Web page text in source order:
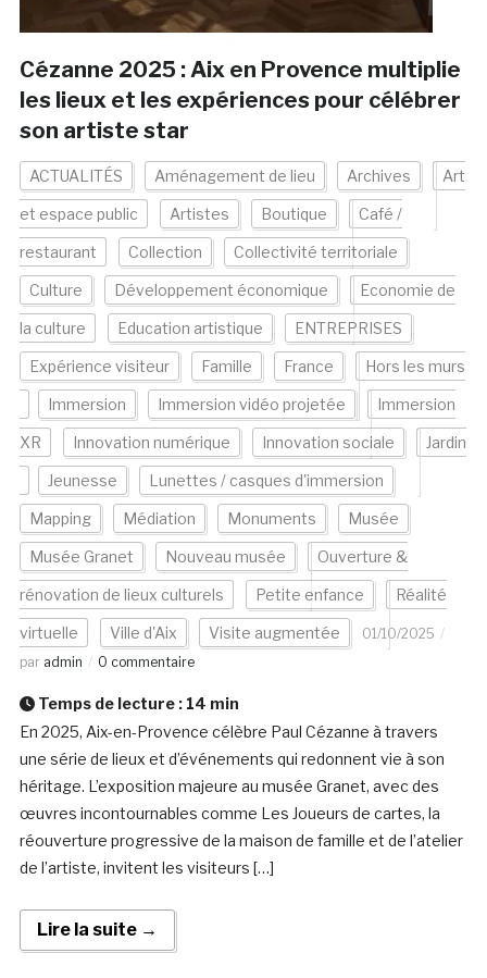
Cézanne 2025 : Aix en Provence multiplie
les lieux et les expériences pour célébrer
son artiste star
ACTUALITÉS Aménagement de lieu Archives Art
et espace public Artistes Boutique Café /
restaurant Collection Collectivité territoriale
Culture Développement économique Economie de
la culture Education artistique ENTREPRISES
Expérience visiteur Famille France Hors les murs
Immersion Immersion vidéo projetée Immersion
XR Innovation numérique Innovation sociale Jardin
Jeunesse Lunettes / casques d'immersion
Mapping Médiation Monuments Musée
Musée Granet Nouveau musée Ouverture &
rénovation de lieux culturels Petite enfance Réalité
virtuelle Ville d'Aix Visite augmentée
01/10/2025
par admin 0 commentaire
Temps de lecture : 14 min
En 2025, Aix-en-Provence célèbre Paul Cézanne à travers
une série de lieux et d’événements qui redonnent vie à son
héritage. L’exposition majeure au musée Granet, avec des
œuvres incontournables comme Les Joueurs de cartes, la
réouverture progressive de la maison de famille et de l’atelier
de l’artiste, invitent les visiteurs […]
Lire la suite →